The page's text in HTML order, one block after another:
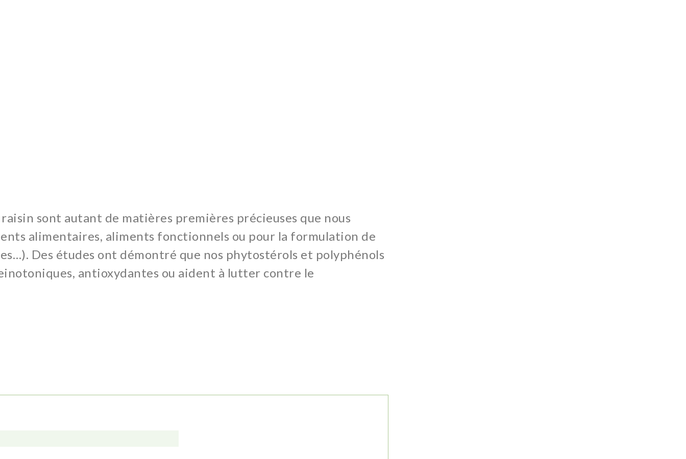
sont autant de matières premières précieuses que nous
alimentaires, aliments fonctionnels ou pour la formulation de
Des études ont démontré que nos phytostérols et polyphénols
antioxydantes ou aident à lutter contre le